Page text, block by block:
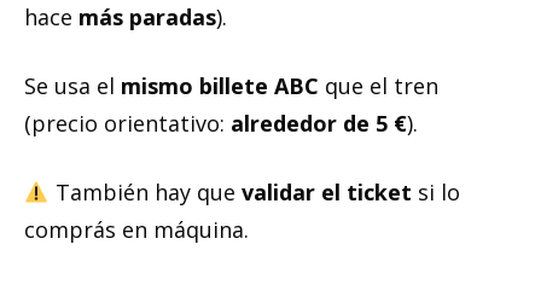
hace más paradas).
Se usa el mismo billete ABC que el tren
(precio orientativo: alrededor de 5 €).
También hay que validar el ticket si lo
comprás en máquina.